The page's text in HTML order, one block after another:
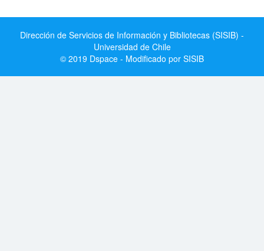
Dirección de Servicios de Información y Bibliotecas (SISIB) -
Universidad de Chile
© 2019 Dspace - Modificado por SISIB